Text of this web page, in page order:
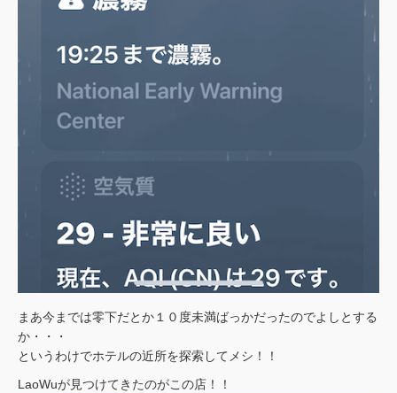
まあ今までは零下だとか１０度未満ばっかだったのでよしとする
か・・・
というわけでホテルの近所を探索してメシ！！
LaoWuが見つけてきたのがこの店！！